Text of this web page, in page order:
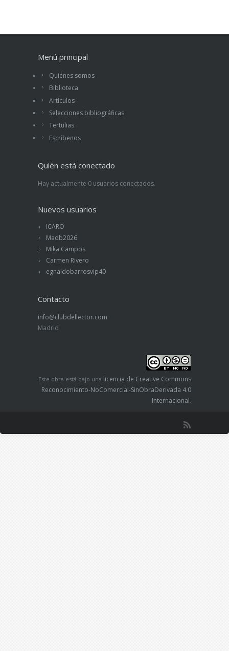
Menú principal
Quiénes somos
Biblioteca
Artículos
Selecciones bibliográficas
Tertulias
Escríbenos
Quién está conectado
Hay actualmente 0 usuarios conectados.
Nuevos usuarios
ICARO
Madb2026
Mika Campos
Carmen Rivero
egnaldobarrosvip40
Contacto
info@clubdellector.com
Madrid
Este obra está bajo una licencia de Creative Commons
Reconocimiento-NoComercial-SinObraDerivada 4.0
Internacional